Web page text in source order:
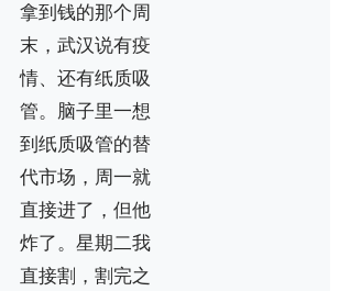
拿到钱的那个周
末，武汉说有疫
情、还有纸质吸
管。脑子里一想
到纸质吸管的替
代市场，周一就
直接进了，但他
炸了。星期二我
直接割，割完之